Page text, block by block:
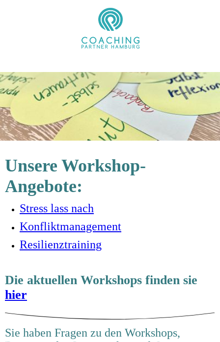
Unsere Workshop-
Angebote:
Stress lass nach
Konfliktmanagement
Resilienztraining
Die aktuellen Workshops finden sie
hier
Sie haben Fragen zu den Workshops,